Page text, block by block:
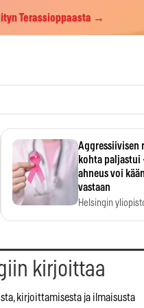
Terassioppaasta →
Aggressiivisen
kohta paljastui
ahneus voi
vastaan
Helsingin
kirjoittaa
kirjoittamisesta ja ilmaisusta